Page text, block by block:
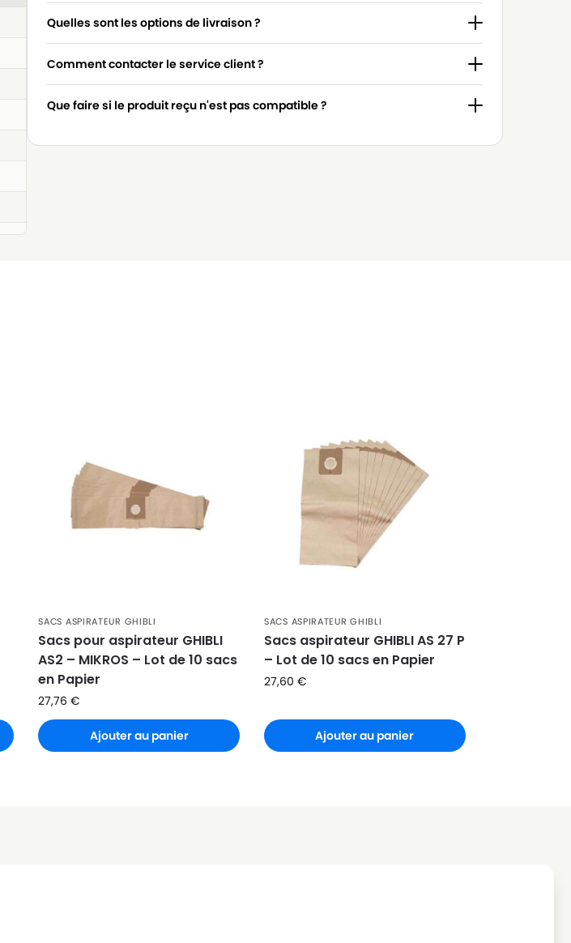
Quelles sont les options de livraison ?
Comment contacter le service client ?
Que faire si le produit reçu n'est pas compatible ?
SACS ASPIRATEUR GHIBLI
Sacs pour aspirateur GHIBLI
AS2 – MIKROS – Lot de 10 sacs
en Papier
27,76€
Ajouter au panier
SACS ASPIRATEUR GHIBLI
Sacs aspirateur GHIBLI AS 27 P
– Lot de 10 sacs en Papier
27,60€
Ajouter au panier